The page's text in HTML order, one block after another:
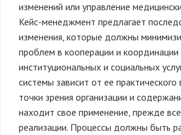
изменений или управление
Кейс-менеджмент предлагает
изменения, которые должны
проблем в кооперации и координации
институциональных и социальных
системы зависит от ее
точки зрения организации и
находит свое применение, прежде
реализации. Процессы должны быть